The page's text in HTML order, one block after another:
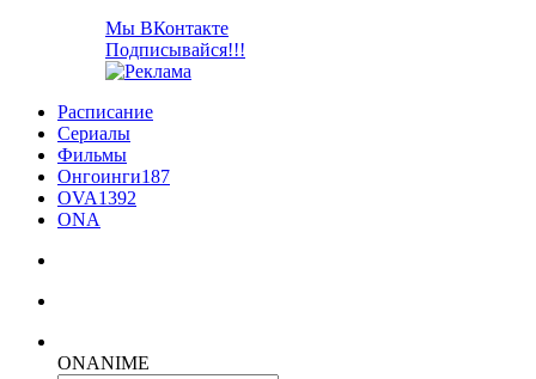
Мы ВКонтакте
Подписывайся!!!
Расписание
Сериалы
Фильмы
Онгоинги187
OVA1392
ONA
ONANIME